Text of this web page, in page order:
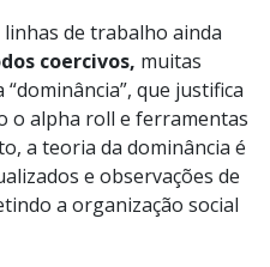
de trabalho ainda
coercivos, muitas
que justifica
o alpha roll e ferramentas
a teoria da dominância é
e observações de
a organização social